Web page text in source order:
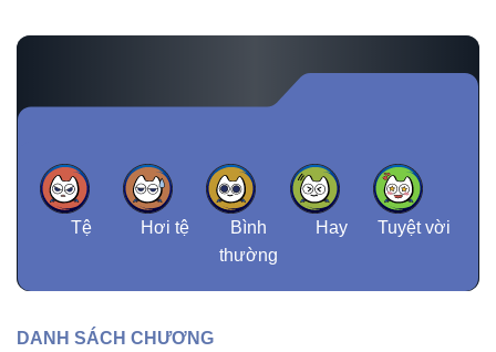
mang về.... Một nàng tiên ngốc nghếch đáng yêu, một quản
lý nhà hàng dịu dàng, một học sinh giỏi kín đáo và một cô
gái hai mặt khó cưỡng, hãy cùng bắt đầu câu chuyện về
Tệ Hơi tệ
Bình
thường
Hay Tuyệt vời
DANH SÁCH CHƯƠNG